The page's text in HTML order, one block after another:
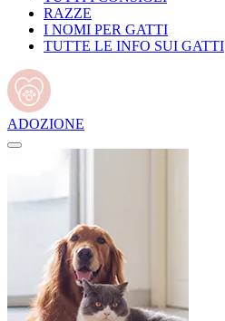
RAZZE
I NOMI PER GATTI
TUTTE LE INFO SUI GATTI
ADOZIONE